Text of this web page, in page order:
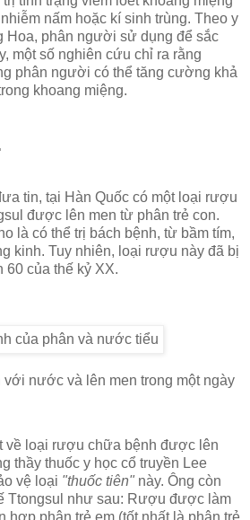
nấm hoặc kí sinh trùng. Theo y
Hoa, phân người sử dụng để sắc
một số nghiên cứu chỉ ra rằng
phân người có thể tăng cường khả
khoang miệng.
tin, tại Hàn Quốc có một loại rượu
được lên men từ phân trẻ con.
là có thể trị bách bệnh, từ bầm tím,
kinh. Tuy nhiên, loại rượu này đã bị
60 của thế kỷ XX.
với nước và lên men trong một ngày
về loại rượu chữa bệnh được lên
thầy thuốc y học cổ truyền Lee
vệ loại "thuốc tiên" này. Ông còn
Ttongsul như sau: Rượu được làm
hợp phân trẻ em (tốt nhất là phân trẻ